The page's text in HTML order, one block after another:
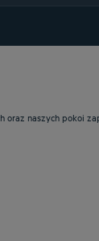
naszych pokoi